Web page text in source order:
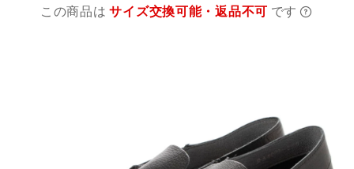
この商品はサイズ交換可能・返品不可 です